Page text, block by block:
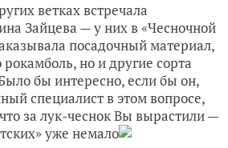
ветках встречала
Зайцева — у них в «Чесночной
посадочный материал,
рокамболь, но и другие сорта
бы интересно, если бы он,
специалист в этом вопросе,
за лук-чеснок Вы вырастили —
уже немало